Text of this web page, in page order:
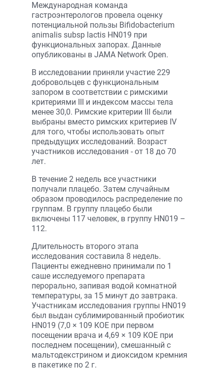
Международная команда
гастроэнтерологов провела оценку
потенциальной пользы Bifidobacterium
animalis subsp lactis HN019 при
функциональных запорах. Данные
опубликованы в JAMA Network Open.
В исследовании приняли участие 229
добровольцев с функциональным
запором в соответствии с римскими
критериями III и индексом массы тела
менее 30,0. Римские критерии III были
выбраны вместо римских критериев IV
для того, чтобы использовать опыт
предыдущих исследований. Возраст
участников исследования - от 18 до 70
лет.
В течение 2 недель все участники
получали плацебо. Затем случайным
образом проводилось распределение по
группам. В группу плацебо были
включены 117 человек, в группу HN019 –
112.
Длительность второго этапа
исследования составила 8 недель.
Пациенты ежедневно принимали по 1
саше исследуемого препарата
перорально, запивая водой комнатной
температуры, за 15 минут до завтрака.
Участникам исследования группы HN019
был выдан сублимированный пробиотик
HN019 (7,0 × 109 КОЕ при первом
посещении врача и 4,69 × 109 КОЕ при
последнем посещении), смешанный с
мальтодекстрином и диоксидом кремния
в пакетике по 2 г.